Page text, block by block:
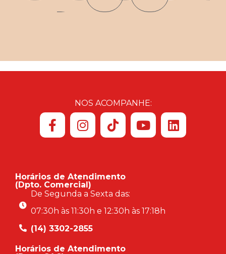
NOS ACOMPANHE:
Horários de Atendimento
(Dpto. Comercial)
De Segunda a Sexta das:
07:30h às 11:30h e 12:30h às 17:18h
(14) 3302-2855
Horários de Atendimento